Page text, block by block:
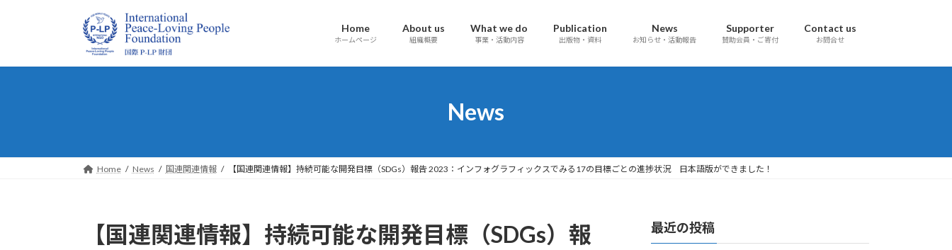
プ
動
Home
ホームページ
About us
組織概要
What we do
事業・活動内容
Publication
出版物・資料
News
お知らせ・活動報告
Supporter
賛助会員・ご寄付
Contact us
お問合せ
News
Home News 国連関連情報 【国連関連情報】持続可能な開発目標（SDGs）報告 2023：インフォグラフィックスでみる17の目標ごとの進捗状況 日本語版ができました！
【国連関連情報】持続可能な開発目標（SDGs）報
最近の投稿